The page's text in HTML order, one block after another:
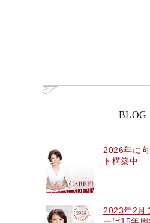
BLOG
2026年に
ト構築中
2023年2月